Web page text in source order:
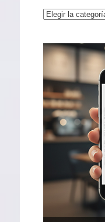
Categorías